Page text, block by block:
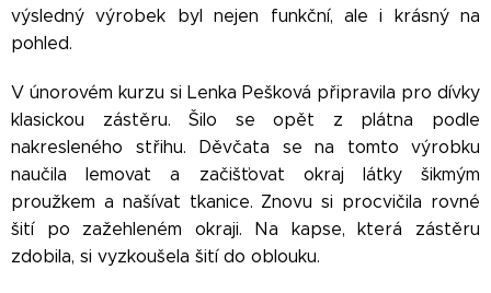
výsledný výrobek byl nejen funkční, ale i krásný na
pohled.
V únorovém kurzu si Lenka Pešková připravila pro dívky
klasickou zástěru. Šilo se opět z plátna podle
nakresleného střihu. Děvčata se na tomto výrobku
naučila lemovat a začišťovat okraj látky šikmým
proužkem a našívat tkanice. Znovu si procvičila rovné
šití po zažehleném okraji. Na kapse, která zástěru
zdobila, si vyzkoušela šití do oblouku.